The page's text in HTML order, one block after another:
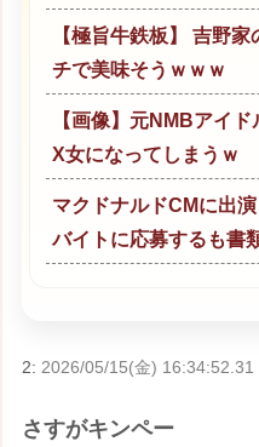
【極旨牛鉄板】 吉野
チで美味そうｗｗｗ
【画像】元NMBアイ
X女になってしまうｗ
マクドナルドCMに出
バイトに応募するも書
2: 2026/05/15(金)
さすがキンペー